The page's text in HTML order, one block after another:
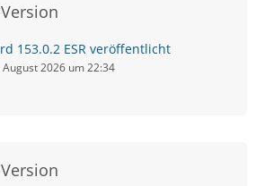
153.0.2 ESR veröffentlicht
August 2026 um 22:34